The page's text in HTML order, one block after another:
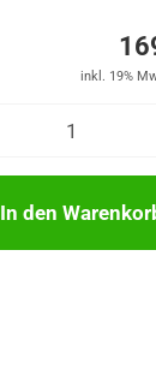
inkl. 19%
In den